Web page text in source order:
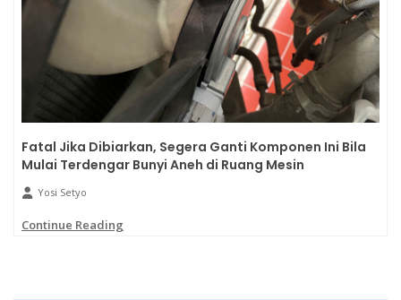
Fatal Jika Dibiarkan, Segera Ganti Komponen Ini Bila
Mulai Terdengar Bunyi Aneh di Ruang Mesin
Yosi Setyo
Continue Reading